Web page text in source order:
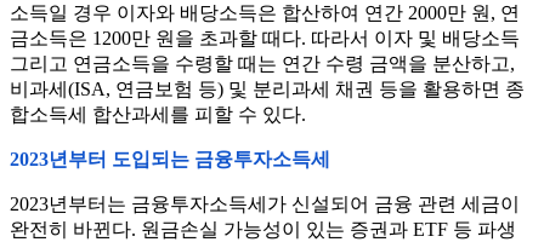
소득일 경우 이자와 배당소득은 합산하여 연간 2000만 원, 연
금소득은 1200만 원을 초과할 때다. 따라서 이자 및 배당소득
그리고 연금소득을 수령할 때는 연간 수령 금액을 분산하고,
비과세(ISA, 연금보험 등) 및 분리과세 채권 등을 활용하면 종
합소득세 합산과세를 피할 수 있다.
2023년부터 도입되는 금융투자소득세
2023년부터는 금융투자소득세가 신설되어 금융 관련 세금이
완전히 바뀐다. 원금손실 가능성이 있는 증권과 ETF 등 파생